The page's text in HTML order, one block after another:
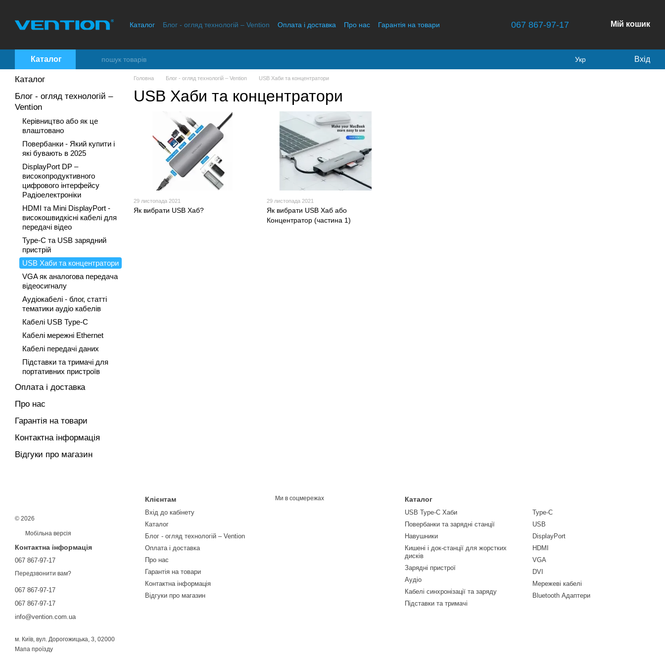
Каталог Блог - огляд технологій – Vention Оплата і доставка Про нас
Гарантія на товари
067 867-97-17 Мій кошик
Каталог Укр Вхід
Головна Блог - огляд технологій – Vention USB Хаби та концентратори
USB Хаби та концентратори
29 листопада 2021
Як вибрати USB Хаб?
29 листопада 2021
Як вибрати USB Хаб або
Концентратор (частина 1)
Каталог
Блог - огляд технологій –
Vention
Керівництво або як це
влаштовано
Повербанки - Який купити і
які бувають в 2025
DisplayPort DP –
високопродуктивного
цифрового інтерфейсу
Радіоелектроніки
HDMI та Mini DisplayPort -
високошвидкісні кабелі для
передачі відео
Type-C та USB зарядний
пристрій
USB Хаби та концентратори
VGA як аналогова передача
відеосигналу
Аудіокабелі - блог, статті
тематики аудіо кабелів
Кабелі USB Type-C
Кабелі мережні Ethernet
Кабелі передачі даних
Підставки та тримачі для
портативних пристроїв
Оплата і доставка
Про нас
Гарантія на товари
Контактна інформація
Відгуки про магазин
© 2026
Мобільна версія
Контактна інформація
067 867-97-17
Передзвонити вам?
067 867-97-17
067 867-97-17
info@vention.com.ua
м. Київ, вул. Дорогожицька, 3, 02000
Мапа проїзду
Клієнтам
Вхід до кабінету
Каталог
Блог - огляд технологій – Vention
Оплата і доставка
Про нас
Гарантія на товари
Контактна інформація
Відгуки про магазин
Ми в соцмережах Каталог
USB Type-C Хаби
Повербанки та зарядні станції
Навушники
Кишені і док-станції для жорстких
дисків
Зарядні пристрої
Аудіо
Кабелі синхронізації та заряду
Підставки та тримачі
Type-C
USB
DisplayPort
HDMI
VGA
DVI
Мережеві кабелі
Bluetooth Адаптери